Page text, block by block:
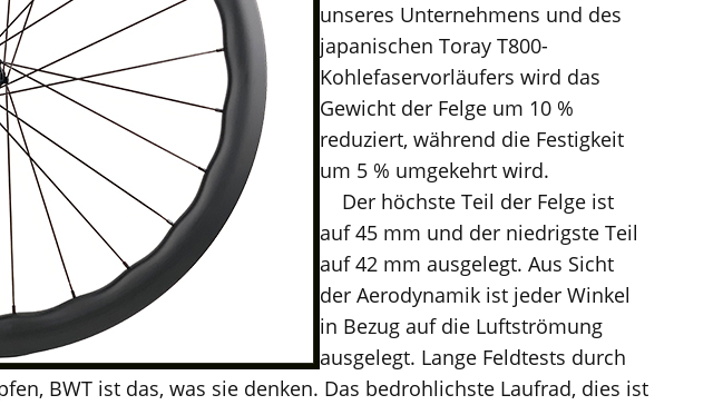
unseres Unternehmens und des
japanischen Toray T800-
Kohlefaservorläufers wird das
Gewicht der Felge um 10 %
reduziert, während die Festigkeit
um 5 % umgekehrt wird.
Der höchste Teil der Felge ist
auf 45 mm und der niedrigste Teil
auf 42 mm ausgelegt. Aus Sicht
der Aerodynamik ist jeder Winkel
in Bezug auf die Luftströmung
ausgelegt. Lange Feldtests durch
BWT ist das, was sie denken. Das bedrohlichste Laufrad, dies ist